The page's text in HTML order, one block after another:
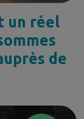
un réel
de